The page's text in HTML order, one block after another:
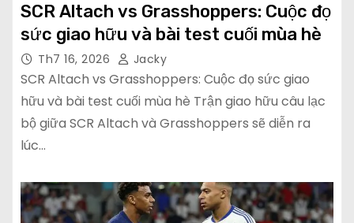
SCR Altach vs Grasshoppers: Cuộc đọ
sức giao hữu và bài test cuối mùa hè
Th7 16, 2026 Jacky
SCR Altach vs Grasshoppers: Cuộc đọ sức giao
hữu và bài test cuối mùa hè Trận giao hữu câu lạc
bộ giữa SCR Altach và Grasshoppers sẽ diễn ra
lúc…